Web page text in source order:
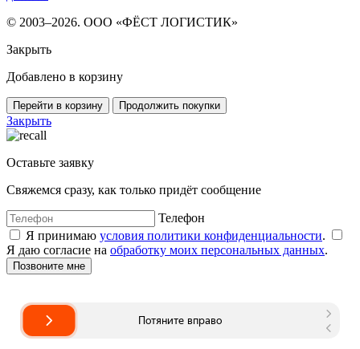
© 2003–2026. ООО «ФЁСТ ЛОГИСТИК»
Закрыть
Добавлено в корзину
Перейти в корзину Продолжить покупки
Закрыть
Оставьте заявку
Свяжемся сразу, как только придёт сообщение
Телефон
Я принимаю условия политики конфиденциальности.
Я даю согласие на обработку моих персональных данных.